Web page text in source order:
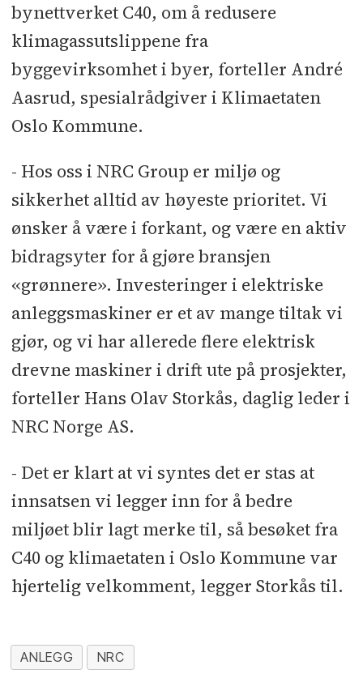
bynettverket C40, om å redusere
klimagassutslippene fra
byggevirksomhet i byer, forteller André
Aasrud, spesialrådgiver i Klimaetaten
Oslo Kommune.
- Hos oss i NRC Group er miljø og
sikkerhet alltid av høyeste prioritet. Vi
ønsker å være i forkant, og være en aktiv
bidragsyter for å gjøre bransjen
«grønnere». Investeringer i elektriske
anleggsmaskiner er et av mange tiltak vi
gjør, og vi har allerede flere elektrisk
drevne maskiner i drift ute på prosjekter,
forteller Hans Olav Storkås, daglig leder i
NRC Norge AS.
- Det er klart at vi syntes det er stas at
innsatsen vi legger inn for å bedre
miljøet blir lagt merke til, så besøket fra
C40 og klimaetaten i Oslo Kommune var
hjertelig velkomment, legger Storkås til.
ANLEGG NRC